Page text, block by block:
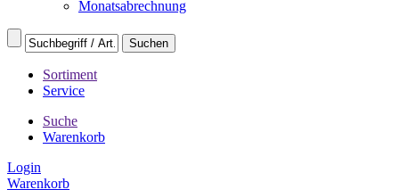
Monatsabrechnung
Sortiment
Service
Suche
Warenkorb
Login
Warenkorb